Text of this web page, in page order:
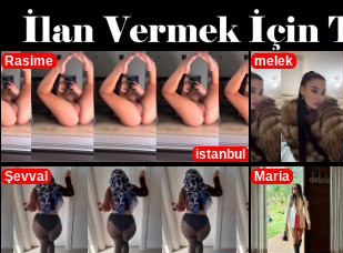
Rasime
istanbul
melek
Şevval
Maria